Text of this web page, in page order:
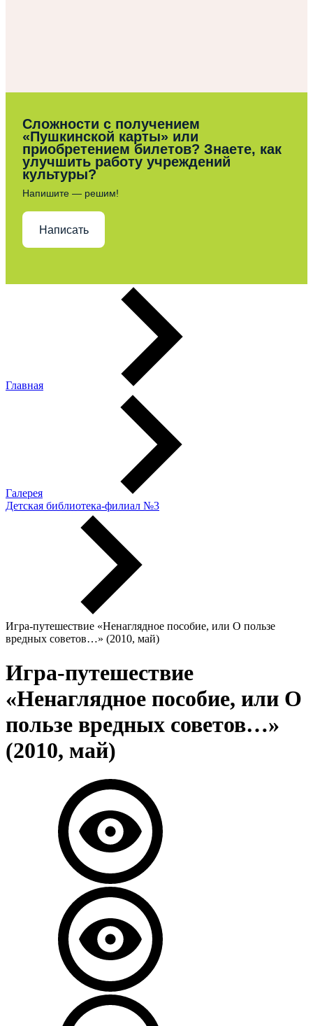
Сложности с получением
«Пушкинской карты» или
приобретением билетов? Знаете, как
улучшить работу учреждений
культуры?
Напишите — решим!
Написать
Главная
Галерея
Детская библиотека-филиал №3
Игра-путешествие «Ненаглядное пособие, или О пользе
вредных советов…» (2010, май)
Игра-путешествие
«Ненаглядное пособие, или О
пользе вредных советов…»
(2010, май)